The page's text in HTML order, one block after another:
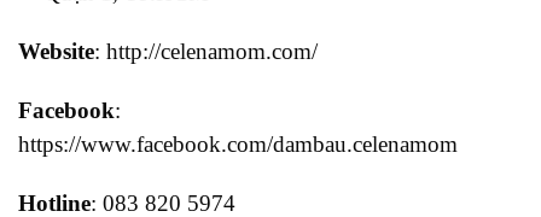
Website: http://celenamom.com/
Facebook:
https://www.facebook.com/dambau.celenamom
Hotline: 083 820 5974